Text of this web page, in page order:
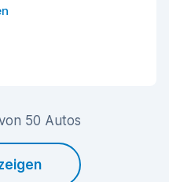
50 Autos